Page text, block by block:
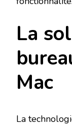
La
Mac
La